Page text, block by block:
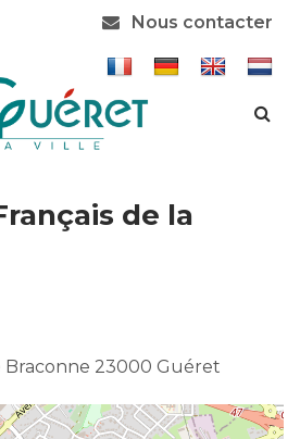
Nous contacter
de la
Braconne 23000 Guéret